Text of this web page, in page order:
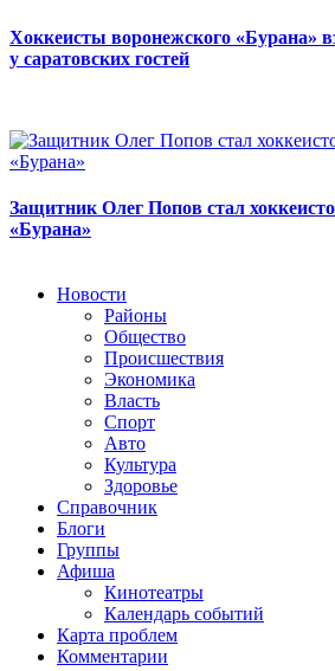
Хоккеисты воронежского «Бурана»
у саратовских гостей
Защитник Олег Попов стал
«Бурана»
Новости
Районы
Общество
Происшествия
Экономика
Власть
Спорт
Авто
Культура
Здоровье
Справочник
Блоги
Группы
Афиша
Кинотеатры
Календарь событий
Карта проблем
Комментарии